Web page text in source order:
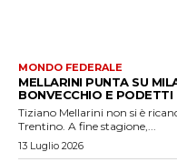
MONDO FEDERALE
MELLARINI PUNTA SU
BONVECCHIO E PODETTI
Tiziano Mellarini non si è
Trentino. A fine stagione,...
13 Luglio 2026